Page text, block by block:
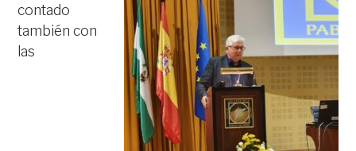
contado
también con
las